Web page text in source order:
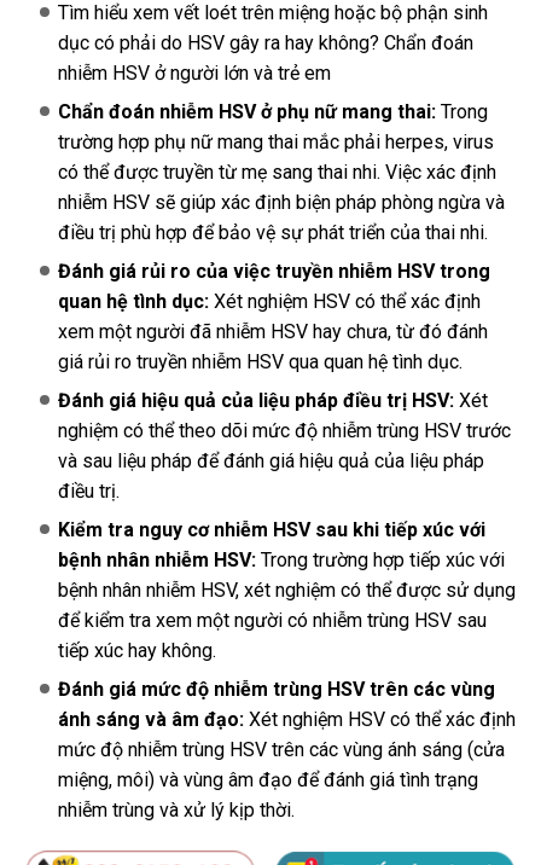
Tìm hiểu xem vết loét trên miệng hoặc bộ phận sinh
dục có phải do HSV gây ra hay không? Chẩn đoán
nhiễm HSV ở người lớn và trẻ em
Chẩn đoán nhiễm HSV ở phụ nữ mang thai: Trong
trường hợp phụ nữ mang thai mắc phải herpes, virus
có thể được truyền từ mẹ sang thai nhi. Việc xác định
nhiễm HSV sẽ giúp xác định biện pháp phòng ngừa và
điều trị phù hợp để bảo vệ sự phát triển của thai nhi.
Đánh giá rủi ro của việc truyền nhiễm HSV trong
quan hệ tình dục: Xét nghiệm HSV có thể xác định
xem một người đã nhiễm HSV hay chưa, từ đó đánh
giá rủi ro truyền nhiễm HSV qua quan hệ tình dục.
Đánh giá hiệu quả của liệu pháp điều trị HSV: Xét
nghiệm có thể theo dõi mức độ nhiễm trùng HSV trước
và sau liệu pháp để đánh giá hiệu quả của liệu pháp
điều trị.
Kiểm tra nguy cơ nhiễm HSV sau khi tiếp xúc với
bệnh nhân nhiễm HSV: Trong trường hợp tiếp xúc với
bệnh nhân nhiễm HSV, xét nghiệm có thể được sử dụng
để kiểm tra xem một người có nhiễm trùng HSV sau
tiếp xúc hay không.
Đánh giá mức độ nhiễm trùng HSV trên các vùng
ánh sáng và âm đạo: Xét nghiệm HSV có thể xác định
mức độ nhiễm trùng HSV trên các vùng ánh sáng (cửa
miệng, môi) và vùng âm đạo để đánh giá tình trạng
nhiễm trùng và xử lý kịp thời.